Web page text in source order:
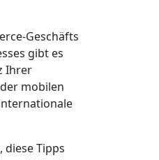
Geschäfts
gibt es
Ihrer
mobilen
Tipps